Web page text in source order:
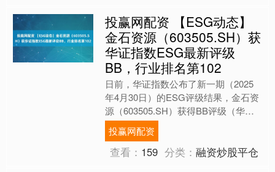
投赢网配资 【ESG动态】
金石资源（603505.SH）获
华证指数ESG最新评级
BB，行业排名第102
日前，华证指数公布了新一期（2025
年4月30日）的ESG评级结果，金石资
源（603505.SH）获得BB评级（华证
指数评级为C起至AAA九档，C为最低
档，AA....
投赢网配资
查看： 159 分类：融资炒股平仓